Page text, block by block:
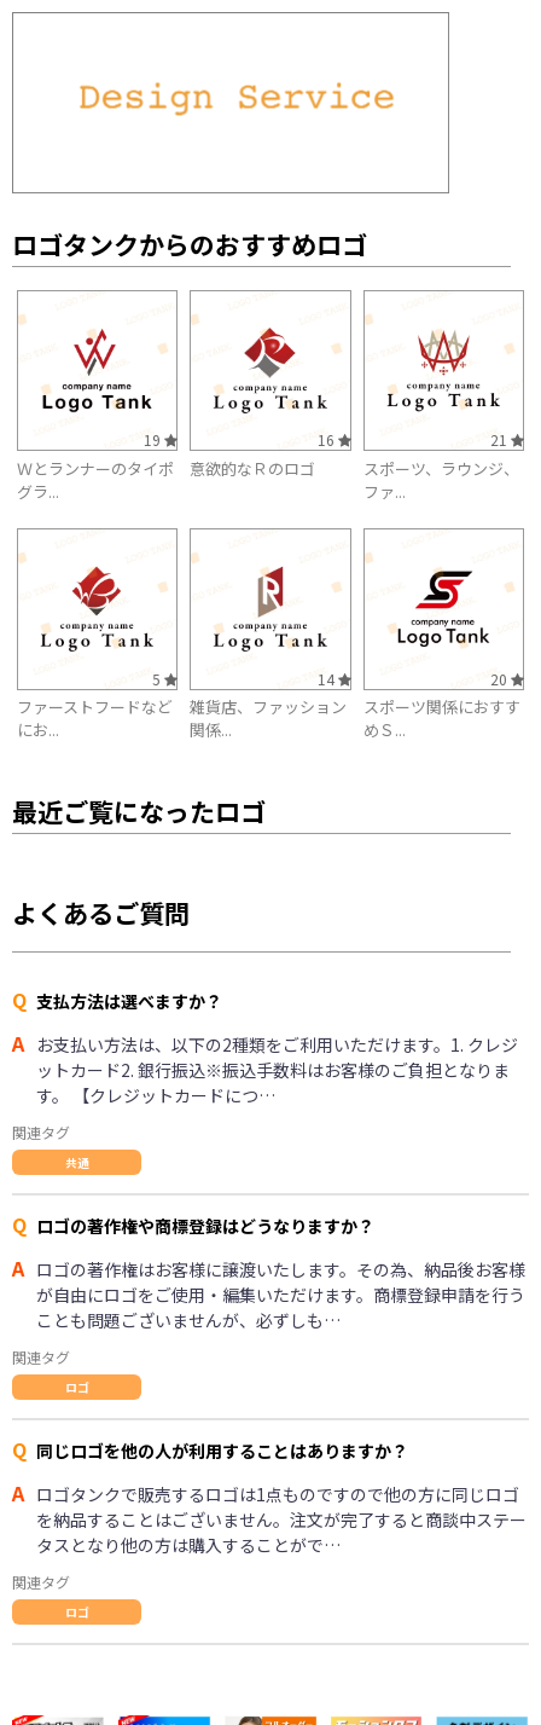
ロゴタンクからのおすすめロゴ
19
Ｗとランナーのタイポ
グラ...
16
意欲的なＲのロゴ
21
スポーツ、ラウンジ、
ファ...
5
ファーストフードなど
にお...
14
雑貨店、ファッション
関係...
20
スポーツ関係におすす
めＳ...
最近ご覧になったロゴ
よくあるご質問
Q 支払方法は選べますか？
A お支払い方法は、以下の2種類をご利用いただけます。1. クレジ
ットカード2. 銀行振込※振込手数料はお客様のご負担となりま
す。 【クレジットカードにつ…
関連タグ
共通
Q ロゴの著作権や商標登録はどうなりますか？
A ロゴの著作権はお客様に譲渡いたします。その為、納品後お客様
が自由にロゴをご使用・編集いただけます。商標登録申請を行う
ことも問題ございませんが、必ずしも…
関連タグ
ロゴ
Q 同じロゴを他の人が利用することはありますか？
A ロゴタンクで販売するロゴは1点ものですので他の方に同じロゴ
を納品することはございません。注文が完了すると商談中ステー
タスとなり他の方は購入することがで…
関連タグ
ロゴ